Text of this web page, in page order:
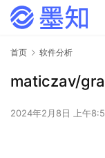
首页 软件分析
maticzav/
2024年2月8日 上午